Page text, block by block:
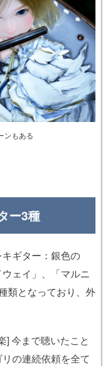
ンもある
ー3種
ギター：銀色の
ェイ」、「マルニ
類となっており、外
] 今まで聴いたこと
の連続依頼を全て